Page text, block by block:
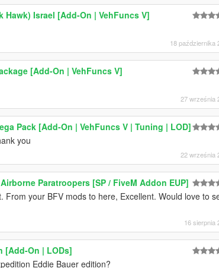
Hawk) Israel [Add-On | VehFuncs V]
18 października
[Add-On | VehFuncs V]
27 września
Pack [Add-On | VehFuncs V | Tuning | LOD]
you
22 września
Paratroopers [SP / FiveM Addon EUP]
your BFV mods to here, Excellent. Would love to
16 sierpnia
[Add-On | LODs]
Eddie Bauer edition?